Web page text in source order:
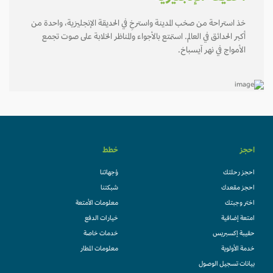
خذ استراحة من صخب المدينة واسترخِ في الحديقة الإنجليزية، واحدة من
أكبر الحدائق في العالم. استمتع بالأجواء والمناظر الخلابة على صوت تجمع
الأمواج في نهر آيسباخ.
احجز
احجز رحلتك
احجز مقعدك
اختر وجبتك
امتعة إضافية
حقيبة إكسبريس
خدمة الأولوية
بيانات تسجيل الوصول
خطط
وُجهاتنا
شبكتنا
معلومات الأمتعة
خيارات الدفع
خدمات خاصة
معلومات المطار